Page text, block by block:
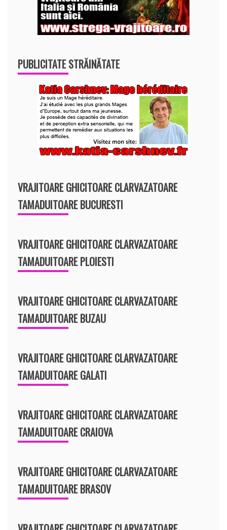
PUBLICITATE STRĂINĂTATE
VRAJITOARE GHICITOARE CLARVAZATOARE
TAMADUITOARE BUCURESTI
VRAJITOARE GHICITOARE CLARVAZATOARE
TAMADUITOARE PLOIESTI
VRAJITOARE GHICITOARE CLARVAZATOARE
TAMADUITOARE BUZAU
VRAJITOARE GHICITOARE CLARVAZATOARE
TAMADUITOARE GALATI
VRAJITOARE GHICITOARE CLARVAZATOARE
TAMADUITOARE CRAIOVA
VRAJITOARE GHICITOARE CLARVAZATOARE
TAMADUITOARE BRASOV